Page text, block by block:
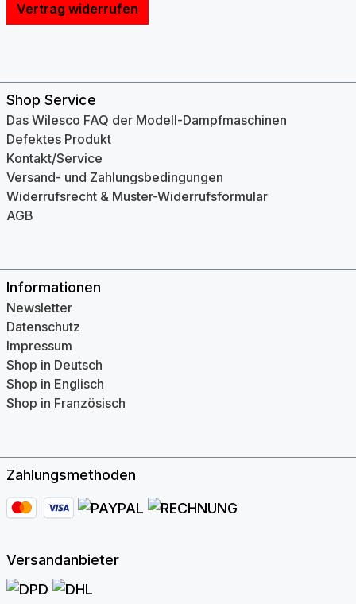
Vertrag widerrufen
Shop Service
Das Wilesco FAQ der Modell-Dampfmaschinen
Defektes Produkt
Kontakt/Service
Versand- und Zahlungsbedingungen
Widerrufsrecht & Muster-Widerrufsformular
AGB
Informationen
Newsletter
Datenschutz
Impressum
Shop in Deutsch
Shop in Englisch
Shop in Französisch
Zahlungsmethoden
Versandanbieter